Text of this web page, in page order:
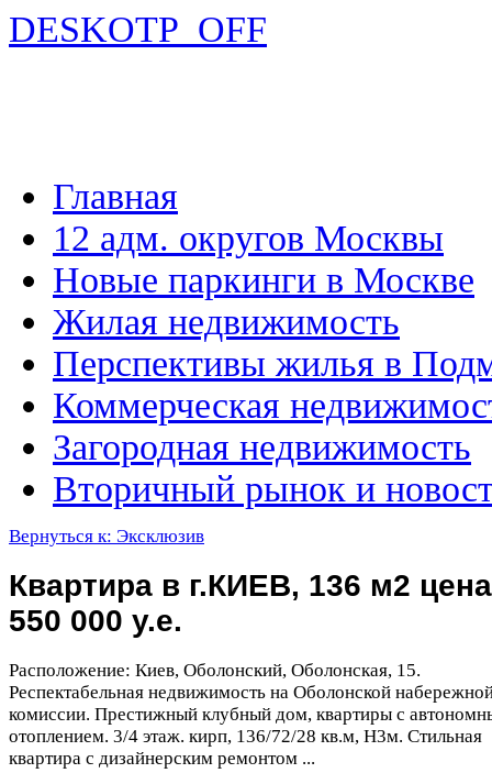
DESKOTP_OFF
Главная
12 адм. округов Москвы
Новые паркинги в Москве
Жилая недвижимость
Перспективы жилья в
Коммерческая
Загородная недвижимость
Вторичный рынок и
Вернуться к: Эксклюзив
Квартира в г.КИЕВ, 136 м2 цена
550 000 у.е.
Расположение: Киев, Оболонский, Оболонская, 15.
Респектабельная недвижимость на Оболонской
комиссии. Престижный клубный дом, квартиры с
отоплением. 3/4 этаж. кирп, 136/72/28 кв.м, Н3м. Стильная
квартира с дизайнерским ремонтом ...